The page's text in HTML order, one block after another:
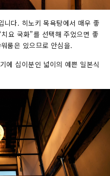
니다. 히노키 목욕탕에서 매우 좋
요 국화”를 선택해 주었으면 좋
룸은 있으므로 안심을.
에 십이분인 넓이의 예쁜 일본식